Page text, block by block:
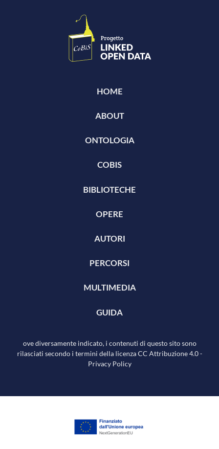
HOME
ABOUT
ONTOLOGIA
COBIS
BIBLIOTECHE
OPERE
AUTORI
PERCORSI
MULTIMEDIA
GUIDA
ove diversamente indicato, i contenuti di questo sito sono
rilasciati secondo i termini della licenza CC Attribuzione 4.0-
Privacy Policy